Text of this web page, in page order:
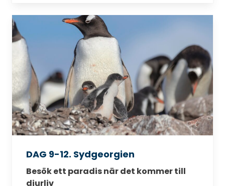
DAG 9-12. Sydgeorgien
Besök ett paradis när det kommer till
djurliv